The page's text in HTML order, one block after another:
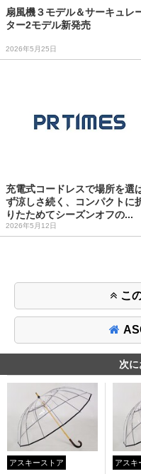
扇風機３モデル＆サーキュレ
ター2モデル新発売
2026年5月25日
充電式コードレスで場所を選
ず涼しさ続く、コンパクトに
りたためてシーズンオフの...
2026年5月12日
こ
次に
アスキーストア アスキ